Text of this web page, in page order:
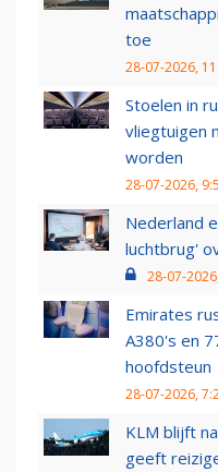
toe
28-07-2026,
Stoelen in
vliegtuigen
worden
28-07-2026,
Nederland
luchtbrug'
28-07-
Emirates
A380's en
hoofdsteun
28-07-2026,
KLM blijft
geeft